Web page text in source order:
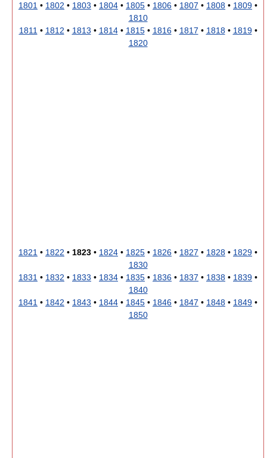
1801 • 1802 • 1803 • 1804 • 1805 • 1806 • 1807 • 1808 • 1809 •
1810
1811 • 1812 • 1813 • 1814• 1815• 1816• 1817 • 1818• 1819•
1820
1821 • 1822 • 1823 • 1824 • 1825 • 1826 • 1827 • 1828 • 1829 •
1830
1831 • 1832 • 1833 • 1834 • 1835 • 1836 • 1837 • 1838 • 1839 •
1840
1841 • 1842 • 1843 • 1844 • 1845 • 1846 • 1847 • 1848 • 1849 •
1850